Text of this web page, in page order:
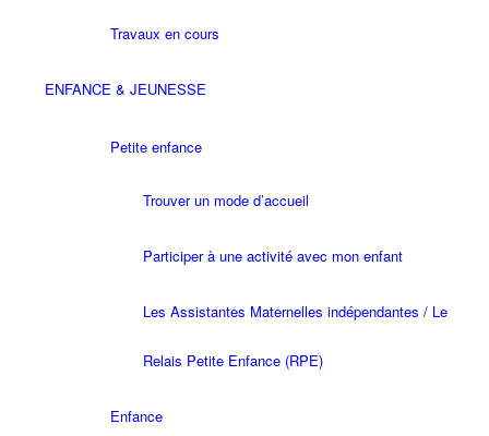
Travaux en cours
ENFANCE & JEUNESSE
Petite enfance
Trouver un mode d’accueil
Participer à une activité avec mon enfant
Les Assistantes Maternelles indépendantes / Le
Relais Petite Enfance (RPE)
Enfance